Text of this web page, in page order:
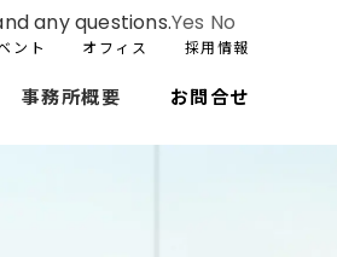
ント オフィス 採用情報
事務所概要 お問合せ
any questions.Yes No